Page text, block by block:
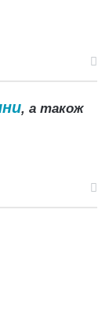
, а також